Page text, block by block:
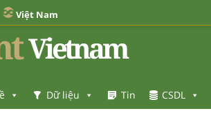
Việt Nam
Vietnam
Dữ liệu Tin CSDL